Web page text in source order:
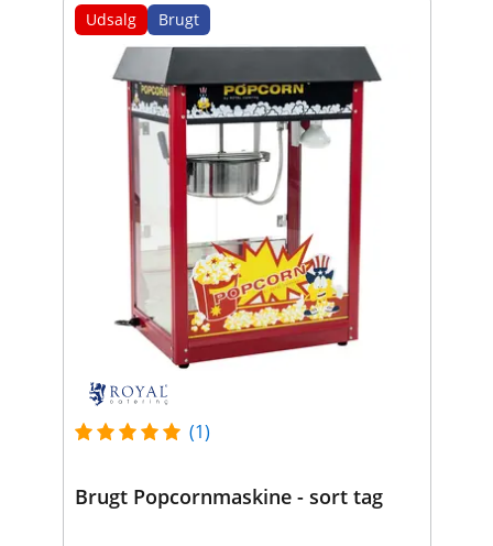
Udsalg Brugt
(1)
Brugt Popcornmaskine - sort tag